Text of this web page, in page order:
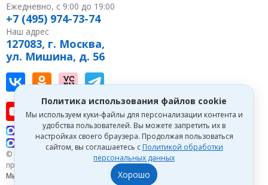
Политика использования файлов cookie
Мы используем куки-файлы для персонализации контента и
удобства пользователей. Вы можете запретить их в
настройках своего браузера. Продолжая пользоваться
сайтом, вы соглашаетесь с Политикой обработки
персональных данных
Хорошо
Ежедневно, с 9:00 до 19:00
+7 (495) 974-73-74
Наш адрес
127083, г. Москва,
ул. Мишина, д. 56
Наш канал в Вконтакте
Наш канал на youtube
Наша группа в однокласниках
Наш канал в tenchat
Наш канал на vc
Наш профиль на дзен
Наш канал в Telegram
Что делать Консалт
Что делать Экспертум
© 1993—2026 Первый Дом Консалтинга «Что делать Консалт». Все
права защищены.
Мы зарегистрированы на
Портале поставщиков